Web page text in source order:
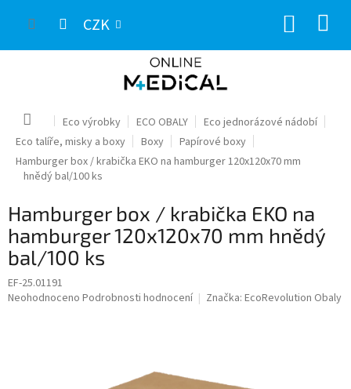
CZK
Domů Eco výrobky ECO OBALY
Eco jednorázové nádobí
Eco talíře, misky a boxy
Boxy
Papírové boxy
Hamburger box / krabička EKO na hamburger 120x120x70 mm
hnědý bal/100 ks
Hamburger box / krabička EKO na
hamburger 120x120x70 mm hnědý
bal/100 ks
EF-25.01191
Průměrné
Neohodnoceno Podrobnosti hodnocení Značka: EcoRevolution Obaly